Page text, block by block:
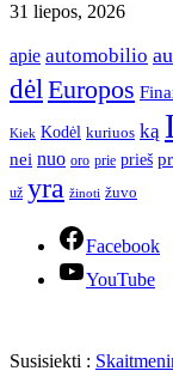
31 liepos, 2026
apie automobilio
dėl Europos
Kiek Kodėl kuriuos ką
nei nuo oro prie prieš
už yra žinoti žuvo
Facebook
YouTube
Susisiekti :